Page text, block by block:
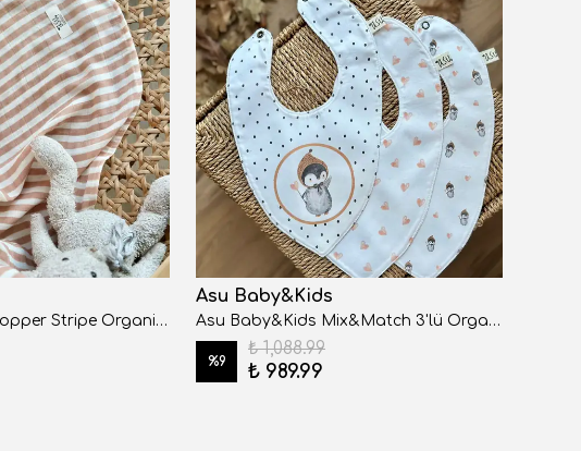
Asu Baby&Kids Copper Stripe Organik Pamuk Müslin
Asu Baby&Kids
Asu Baby&Kids Mix&Match 3'lü Organik Pamuk Önlük Pengy
%9
₺ 1,088.99
₺ 989.99